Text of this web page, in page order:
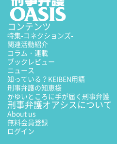
コンテンツ
特集-コネクションズ-
関連活動紹介
コラム・連載
ブックレビュー
ニュース
知っている？KEIBEN用語
刑事弁護の知恵袋
かゆいところに手が届く刑事弁護
刑事弁護オアシスについて
About us
無料会員登録
ログイン